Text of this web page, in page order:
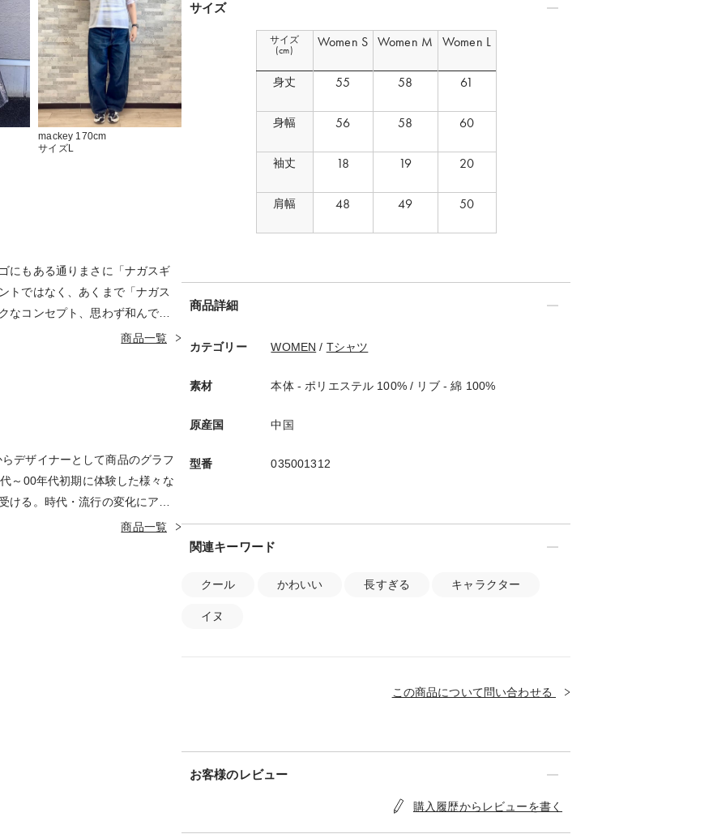
mackey 170cm
サイズL
にもある通りまさに「ナガスギ
トではなく、あくまで「ナガス
なコンセプト、思わず和んでし
商品一覧
デザイナーとして商品のグラフ
～00年代初期に体験した様々な
ける。時代・流行の変化にアン
や五感を通して得たアイデアを
商品一覧
サイズ
サイズ
(cm)
身丈
身幅
袖丈
肩幅
Women S Women M Women L
55 58 61
56 58 60
18 19 20
48 49 50
商品詳細
カテゴリー WOMEN / Tシャツ
素材 本体 - ポリエステル 100% / リブ - 綿 100%
原産国 中国
型番 035001312
関連キーワード
クール かわいい 長すぎる キャラクター
イヌ
この商品について問い合わせる
お客様のレビュー
購入履歴からレビューを書く